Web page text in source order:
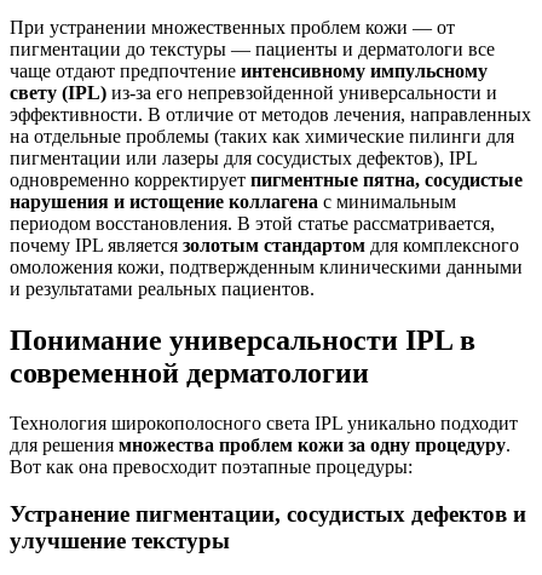
При устранении множественных проблем кожи — от
пигментации до текстуры — пациенты и дерматологи все
чаще отдают предпочтение интенсивному импульсному
свету (IPL) из-за его непревзойденной универсальности и
эффективности. В отличие от методов лечения, направленных
на отдельные проблемы (таких как химические пилинги для
пигментации или лазеры для сосудистых дефектов), IPL
одновременно корректирует пигментные пятна, сосудистые
нарушения и истощение коллагена с минимальным
периодом восстановления. В этой статье рассматривается,
почему IPL является золотым стандартом для комплексного
омоложения кожи, подтвержденным клиническими данными
и результатами реальных пациентов.
Понимание универсальности IPL в
современной дерматологии
Технология широкополосного света IPL уникально подходит
для решения множества проблем кожи за одну процедуру.
Вот как она превосходит поэтапные процедуры:
Устранение пигментации, сосудистых дефектов и
улучшение текстуры